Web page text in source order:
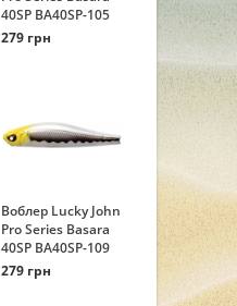
40SP BA40SP-105
279 грн
Воблер Lucky John
Pro Series Basara
40SP BA40SP-109
279 грн